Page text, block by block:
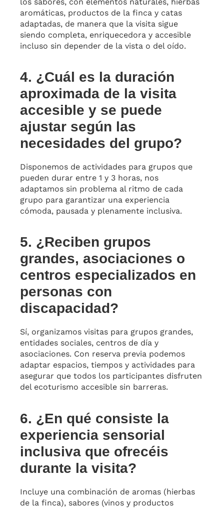
aromáticas, productos de la finca y catas
adaptadas, de manera que la visita sigue
siendo completa, enriquecedora y accesible
incluso sin depender de la vista o del oído.
4. ¿Cuál es la duración
aproximada de la visita
accesible y se puede
ajustar según las
necesidades del grupo?
Disponemos de actividades para grupos que
pueden durar entre 1 y 3 horas, nos
adaptamos sin problema al ritmo de cada
grupo para garantizar una experiencia
cómoda, pausada y plenamente inclusiva.
5. ¿Reciben grupos
grandes, asociaciones o
centros especializados en
personas con
discapacidad?
Sí, organizamos visitas para grupos grandes,
entidades sociales, centros de día y
asociaciones. Con reserva previa podemos
adaptar espacios, tiempos y actividades para
asegurar que todos los participantes disfruten
del ecoturismo accesible sin barreras.
6. ¿En qué consiste la
experiencia sensorial
inclusiva que ofrecéis
durante la visita?
Incluye una combinación de aromas (hierbas
de la finca), sabores (vinos y productos